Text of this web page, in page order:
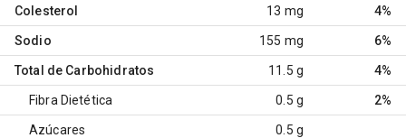
Colesterol 13 mg 4%
Sodio 155 mg 6%
Total de Carbohidratos 11.5 g 4%
Fibra Dietética 0.5 g 2%
Azúcares 0.5 g